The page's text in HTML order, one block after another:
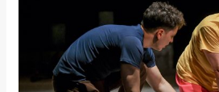
Aktuelnosti
Promo